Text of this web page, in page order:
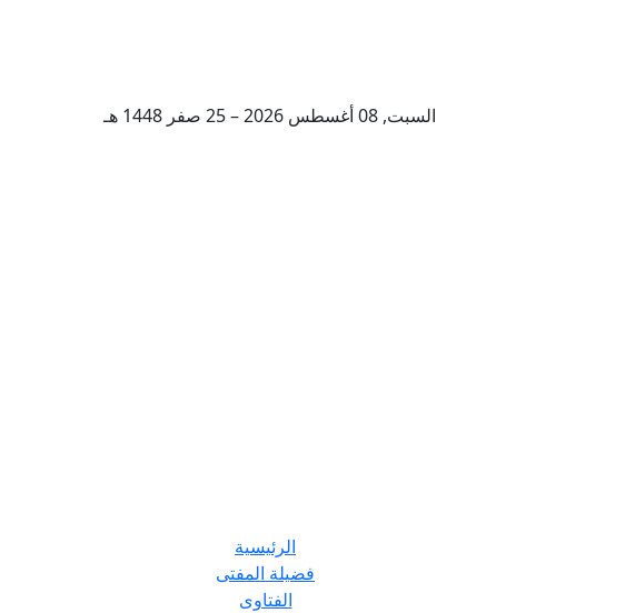
السبت, 08 أغسطس 2026 – 25 صفر 1448 هـ
الرئيسية
فضيلة المفتى
الفتاوى